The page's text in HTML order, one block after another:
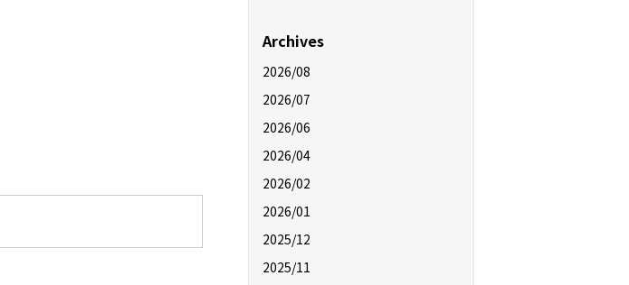
Archives
2026/08
2026/07
2026/06
2026/04
2026/02
2026/01
2025/12
2025/11